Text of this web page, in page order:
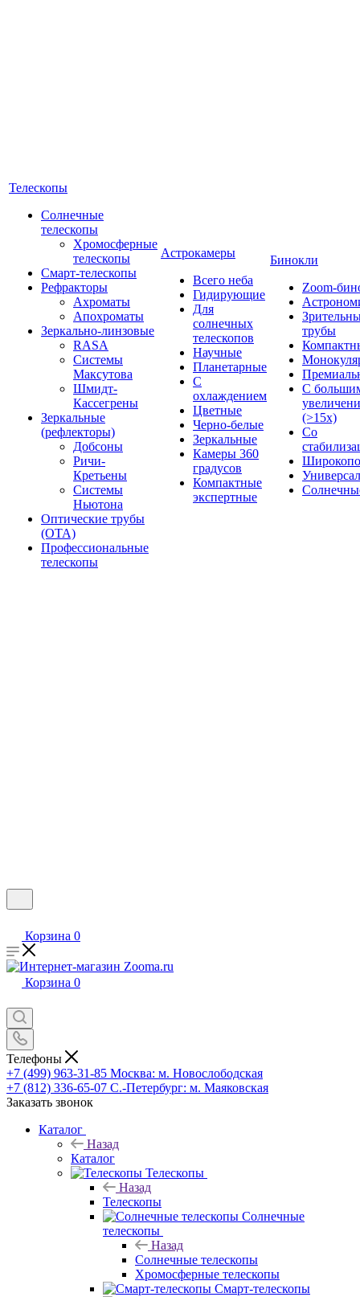
Телескопы
Солнечные
телескопы
Хромосферные
телескопы
Смарт-телескопы
Рефракторы
Ахроматы
Апохроматы
Зеркально-линзовые
RASA
Системы
Максутова
Шмидт-
Кассегрены
Зеркальные
(рефлекторы)
Добсоны
Ричи-
Кретьены
Системы
Ньютона
Оптические трубы
(OTA)
Профессиональные
телескопы
Астрокамеры
Всего неба
Гидирующие
Для
солнечных
телескопов
Научные
Планетарные
С
охлаждением
Цветные
Черно-белые
Зеркальные
Камеры 360
градусов
Компактные
экспертные
Бинокли
Zoom-
трубы
С
(>15x)
Со
Корзина 0
Корзина 0
Телефоны
+7 (499) 963-31-85 Москва: м. Новослободская
+7 (812) 336-65-07 С.-Петербург: м. Маяковская
Заказать звонок
Каталог
Назад
Каталог
Телескопы
Назад
Телескопы
Солнечные
телескопы
Назад
Солнечные телескопы
Хромосферные телескопы
Смарт-телескопы